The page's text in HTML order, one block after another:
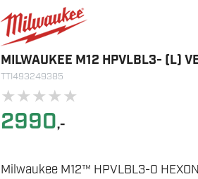
MILWAUKEE M12 HPVLBL3- (L)
TTI493249385
★★★★★
2990,-
Milwaukee M12™ HPVLBL3-0